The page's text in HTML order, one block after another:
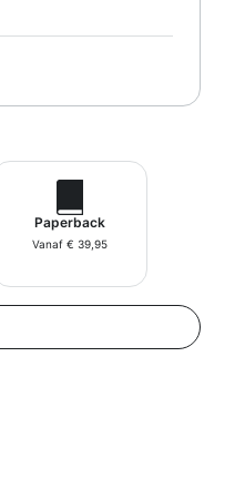
Paperback
Vanaf € 39,95